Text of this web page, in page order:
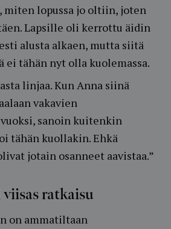
miten lopussa jo oltiin, joten
Lapsille oli kerrottu äidin
alusta alkaen, mutta siitä
ei tähän nyt olla kuolemassa.
linjaa. Kun Anna siinä
vakavien
sanoin kuitenkin
tähän kuollakin. Ehkä
jotain osanneet aavistaa.”
ratkaisu
on ammatiltaan